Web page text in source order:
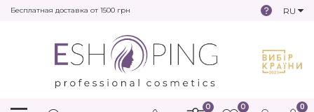
Бесплатная доставка от 1500 грн RU
0
0 0